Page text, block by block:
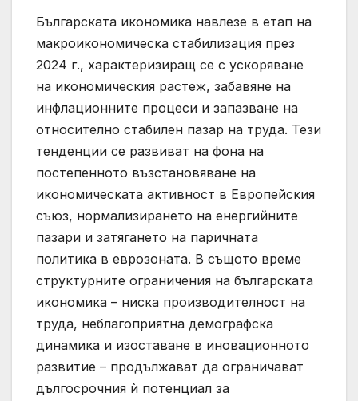
Българската икономика навлезе в етап на
макроикономическа стабилизация през
2024 г., характеризиращ се с ускоряване
на икономическия растеж, забавяне на
инфлационните процеси и запазване на
относително стабилен пазар на труда. Тези
тенденции се развиват на фона на
постепенното възстановяване на
икономическата активност в Европейския
съюз, нормализирането на енергийните
пазари и затягането на паричната
политика в еврозоната. В същото време
структурните ограничения на българската
икономика – ниска производителност на
труда, неблагоприятна демографска
динамика и изоставане в иновационното
развитие – продължават да ограничават
дългосрочния ѝ потенциал за